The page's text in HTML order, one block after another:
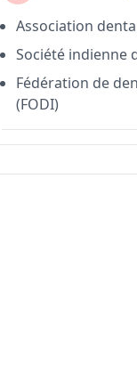
Association
Société indienne
Fédération de
(FODI)